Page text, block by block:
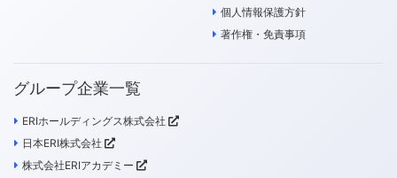
個人情報保護方針
著作権・免責事項
グループ企業一覧
ERIホールディングス株式会社
日本ERI株式会社
株式会社ERIアカデミー